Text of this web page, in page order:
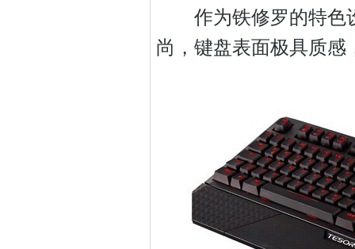
作为铁修罗的特色设
尚，键盘表面极具质感